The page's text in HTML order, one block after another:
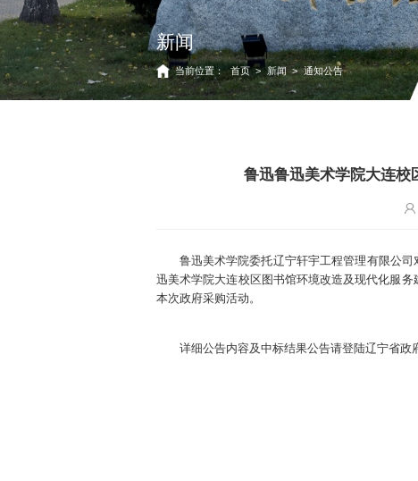
新闻
当前位置： 首页 > 新闻 > 通知公告
鲁迅鲁迅美术学院大连校
鲁迅美术学院委托辽宁轩宇工程管理有限公
迅美术学院大连校区图书馆环境改造及现代化服
本次政府采购活动。
详细公告内容及中标结果公告请登陆辽宁省政